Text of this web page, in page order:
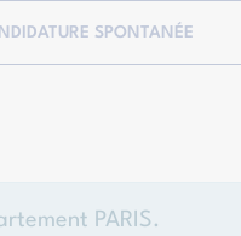
SPONTANÉE
PARIS.